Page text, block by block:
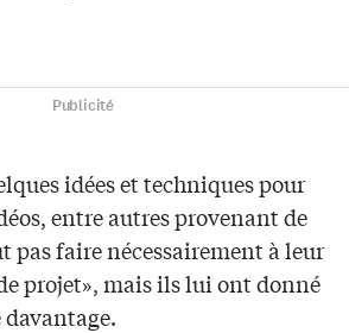
Publicité
idées et techniques pour
entre autres provenant de
pas faire nécessairement à leur
projet», mais ils lui ont donné
davantage.